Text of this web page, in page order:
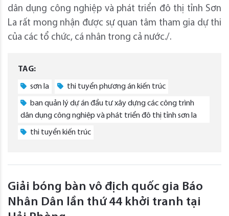
dân dụng công nghiệp và phát triển đô thị tỉnh Sơn
La rất mong nhận được sự quan tâm tham gia dự thi
của các tổ chức, cá nhân trong cả nước./.
TAG:
sơn la thi tuyển phương án kiến trúc
ban quản lý dự án đầu tư xây dựng các công trình
dân dụng công nghiệp và phát triển đô thị tỉnh sơn la
thi tuyển kiến trúc
Giải bóng bàn vô địch quốc gia Báo
Nhân Dân lần thứ 44 khởi tranh tại